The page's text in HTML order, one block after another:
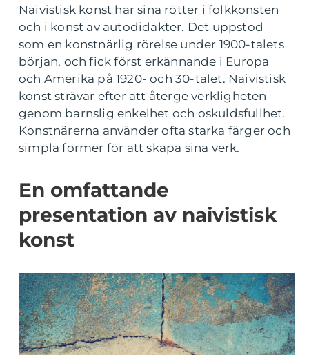
Naivistisk konst har sina rötter i folkkonsten
och i konst av autodidakter. Det uppstod
som en konstnärlig rörelse under 1900-talets
början, och fick först erkännande i Europa
och Amerika på 1920- och 30-talet. Naivistisk
konst strävar efter att återge verkligheten
genom barnslig enkelhet och oskuldsfullhet.
Konstnärerna använder ofta starka färger och
simpla former för att skapa sina verk.
En omfattande
presentation av naivistisk
konst